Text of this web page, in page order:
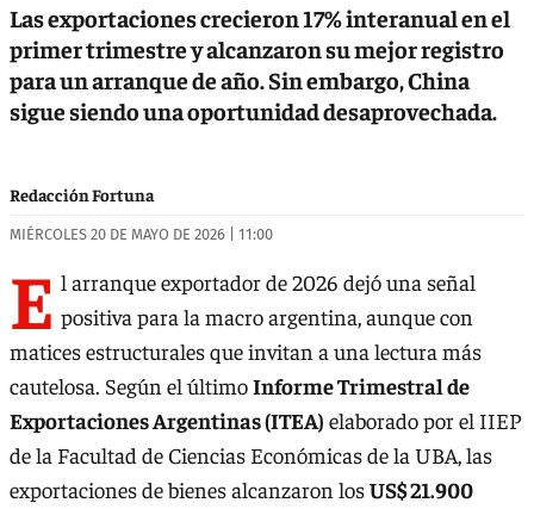
Las exportaciones crecieron 17% interanual en el
primer trimestre y alcanzaron su mejor registro
para un arranque de año. Sin embargo, China
sigue siendo una oportunidad desaprovechada.
Redacción Fortuna
MIÉRCOLES 20 DE MAYO DE 2026 | 11:00
E l arranque exportador de 2026 dejó una señal
positiva para la macro argentina, aunque con
matices estructurales que invitan a una lectura más
cautelosa. Según el últimoInforme Trimestral de
Exportaciones Argentinas (ITEA) elaborado por el IIEP
de la Facultad de Ciencias Económicas de la UBA, las
exportaciones de bienes alcanzaron losUS$ 21.900